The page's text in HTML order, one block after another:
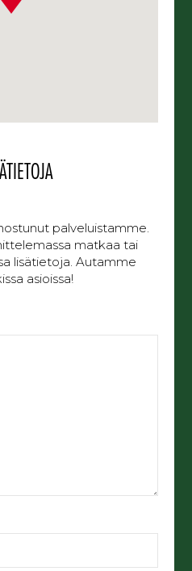
palveluistamme.
matkaa tai
lisätietoja. Autamme
asioissa!